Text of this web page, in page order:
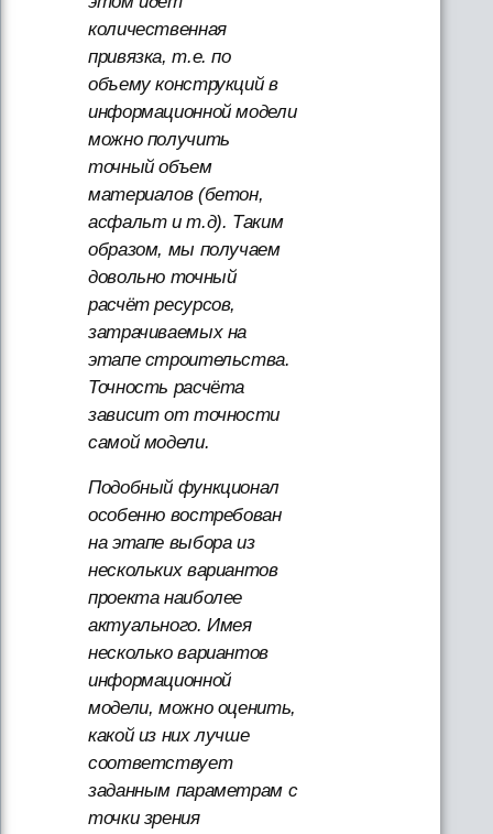
количественная
привязка, т.е. по
объему конструкций в
информационной модели
можно получить
точный объем
материалов (бетон,
асфальт и т.д). Таким
образом, мы получаем
довольно точный
расчёт ресурсов,
затрачиваемых на
этапе строительства.
Точность расчёта
зависит от точности
самой модели.
Подобный функционал
особенно востребован
на этапе выбора из
нескольких вариантов
проекта наиболее
актуального. Имея
несколько вариантов
информационной
модели, можно оценить,
какой из них лучше
соответствует
заданным параметрам с
точки зрения